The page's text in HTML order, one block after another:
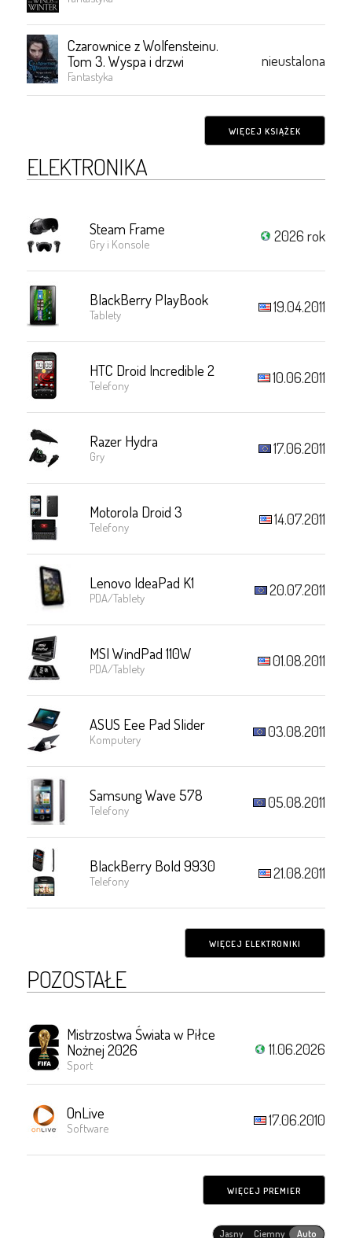
Czarownice z Wolfensteinu.
Tom 3. Wyspa i drzwi
Fantastyka
nieustalona
WIĘCEJ KSIĄŻEK
ELEKTRONIKA
Steam Frame
Gry i Konsole 2026 rok
BlackBerry PlayBook
Tablety 19.04.2011
HTC Droid Incredible 2
Telefony 10.06.2011
Razer Hydra
Gry 17.06.2011
Motorola Droid 3
Telefony 14.07.2011
Lenovo IdeaPad K1
PDA/Tablety 20.07.2011
MSI WindPad 110W
PDA/Tablety 01.08.2011
ASUS Eee Pad Slider
Komputery 03.08.2011
Samsung Wave 578
Telefony 05.08.2011
BlackBerry Bold 9930
Telefony 21.08.2011
WIĘCEJ ELEKTRONIKI
POZOSTAŁE
Mistrzostwa Świata w Piłce
Nożnej 2026
Sport
11.06.2026
OnLive
Software 17.06.2010
WIĘCEJ PREMIER
Jasny Ciemny Auto